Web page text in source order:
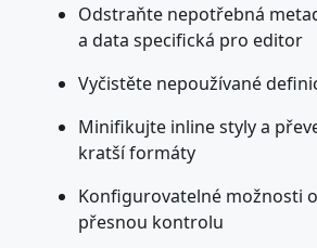
Odstraňte nepotřebná
a data specifická pro editor
Vyčistěte nepoužívané
Minifikujte inline styly a
kratší formáty
Konfigurovatelné možnosti
přesnou kontrolu